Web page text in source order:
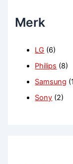
Merk
LG (6)
Philips (8)
Samsung
Sony (2)